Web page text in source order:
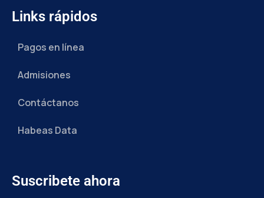
Links rápidos
Pagos en línea
Admisiones
Contáctanos
Habeas Data
Suscribete ahora